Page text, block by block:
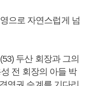
으로 자연스럽게 넘
두산 회장과 그의
전 회장의 아들 박